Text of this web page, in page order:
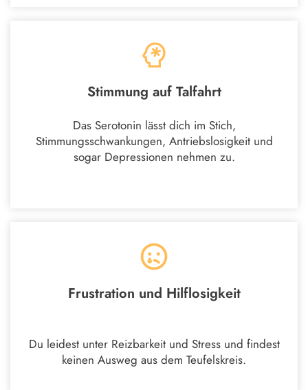
Stimmung auf Talfahrt
Das Serotonin lässt dich im Stich,
Stimmungsschwankungen, Antriebslosigkeit und
sogar Depressionen nehmen zu.
Frustration und Hilflosigkeit
Du leidest unter Reizbarkeit und Stress und findest
keinen Ausweg aus dem Teufelskreis.